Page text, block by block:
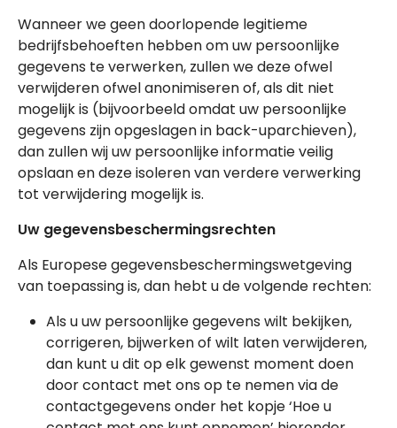
Wanneer we geen doorlopende legitieme
bedrijfsbehoeften hebben om uw persoonlijke
gegevens te verwerken, zullen we deze ofwel
verwijderen ofwel anonimiseren of, als dit niet
mogelijk is (bijvoorbeeld omdat uw persoonlijke
gegevens zijn opgeslagen in back-uparchieven),
dan zullen wij uw persoonlijke informatie veilig
opslaan en deze isoleren van verdere verwerking
tot verwijdering mogelijk is.
Uw gegevensbeschermingsrechten
Als Europese gegevensbeschermingswetgeving
van toepassing is, dan hebt u de volgende rechten:
Als u uw persoonlijke gegevens wilt bekijken,
corrigeren, bijwerken of wilt laten verwijderen,
dan kunt u dit op elk gewenst moment doen
door contact met ons op te nemen via de
contactgegevens onder het kopje ‘Hoe u